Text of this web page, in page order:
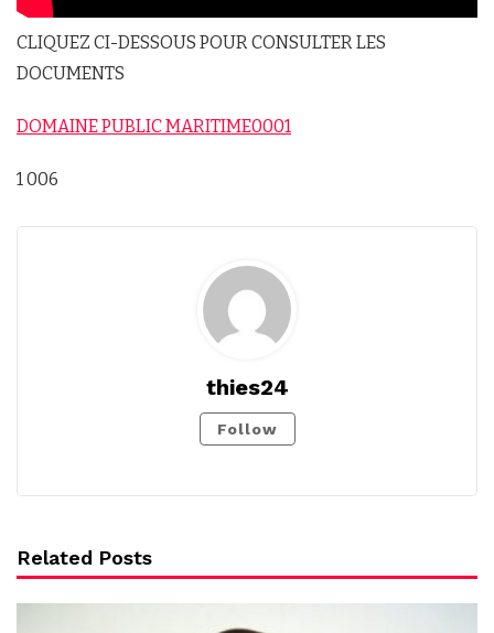
CLIQUEZ CI-DESSOUS POUR CONSULTER LES
DOCUMENTS
DOMAINE PUBLIC MARITIME0001
1 006
thies24
Follow
Related Posts